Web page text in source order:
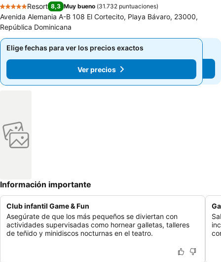
5 Estrellas
Resort 8,3 Muy bueno (31.732 puntuaciones)
Avenida Alemania A-B 108 El Cortecito, Playa Bávaro, 23000,
República Dominicana
Elige fechas para ver los precios exactos
Ver precios
Elige fechas para ver los precios exactos
Ver precios
Información importante
Club infantil Game & Fun
Asegúrate de que los más pequeños se diviertan con
actividades supervisadas como hornear galletas, talleres
de teñido y minidiscos nocturnas en el teatro.